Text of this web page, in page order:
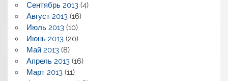
Сентябрь 2013(4)
Август 2013(16)
Июль 2013(10)
Июнь 2013(20)
Май 2013(8)
Апрель 2013(16)
Март 2013(11)